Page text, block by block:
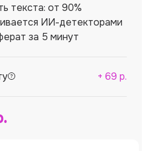
текста: от 90%
ИИ-детекторами
за 5 минут
+ 69 р.